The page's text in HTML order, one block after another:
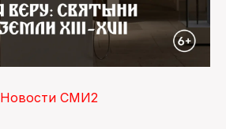
Новости СМИ2